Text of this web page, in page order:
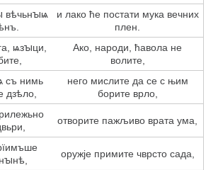
вѣчьнꙑѩ
и лако ће постати мука вечних
плен.
ѩзꙑци,
Ако, народи, ћавола не
волите,
съ нимь
дзѣло,
него мислите да се с њим
борите врло,
отворите пажљиво врата ума,
оружје примите чврсто сада,